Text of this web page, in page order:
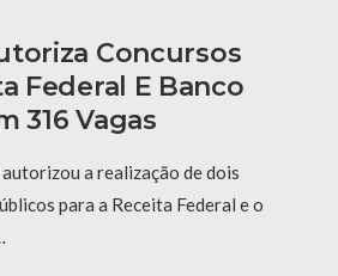
Concursos
Federal E Banco
316 Vagas
a realização de dois
para a Receita Federal e o